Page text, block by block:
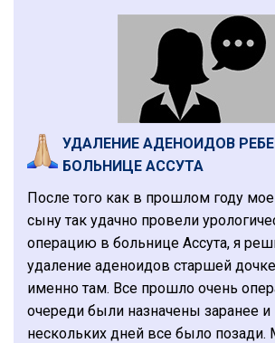
УДАЛЕНИЕ АДЕНОИДОВ
БОЛЬНИЦЕ АССУТА
После того как в прошлом году
сыну так удачно провели
операцию в больнице Ассута, я
удаление аденоидов старшей
именно там. Все прошло очень
очереди были назначены заранее и
нескольких дней все было позади.